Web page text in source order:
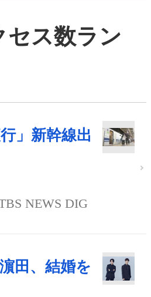
セス数ラン
」新幹線出
NEWS DIG
田、結婚を